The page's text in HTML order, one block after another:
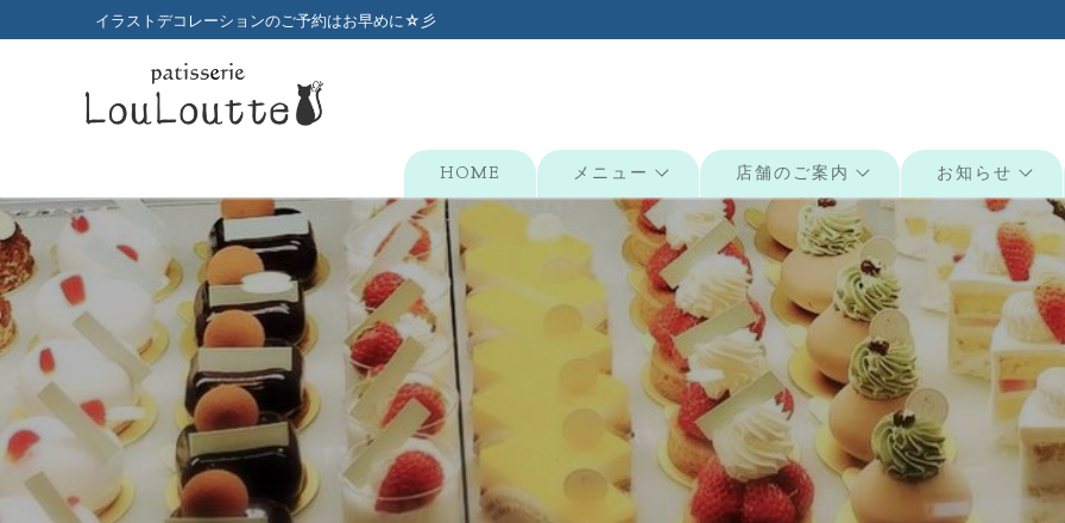
ン
ス
キ
ッ
プ
イラストデコレーションのご予約はお早めに☆彡
検索:
HOME メニュー 店舗のご案内 お知らせ
検
索:
HOME
メニュー
プチガトー
店舗のご案内